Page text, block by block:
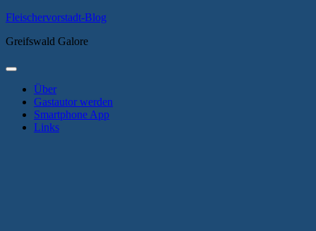
Zum
springen
Fleischervorstadt-Blog
Greifswald Galore
Primäres
Über
Gastautor werden
Smartphone App
Links